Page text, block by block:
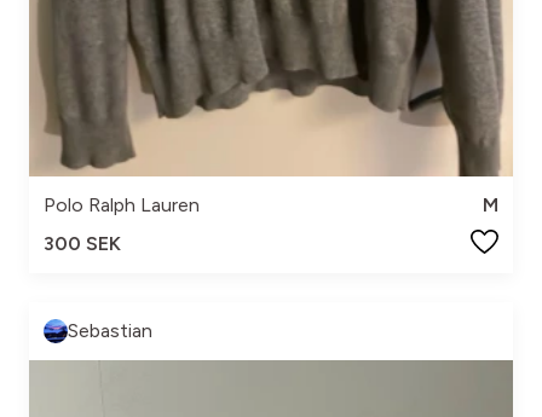
Polo Ralph Lauren
M
300 SEK
Sebastian